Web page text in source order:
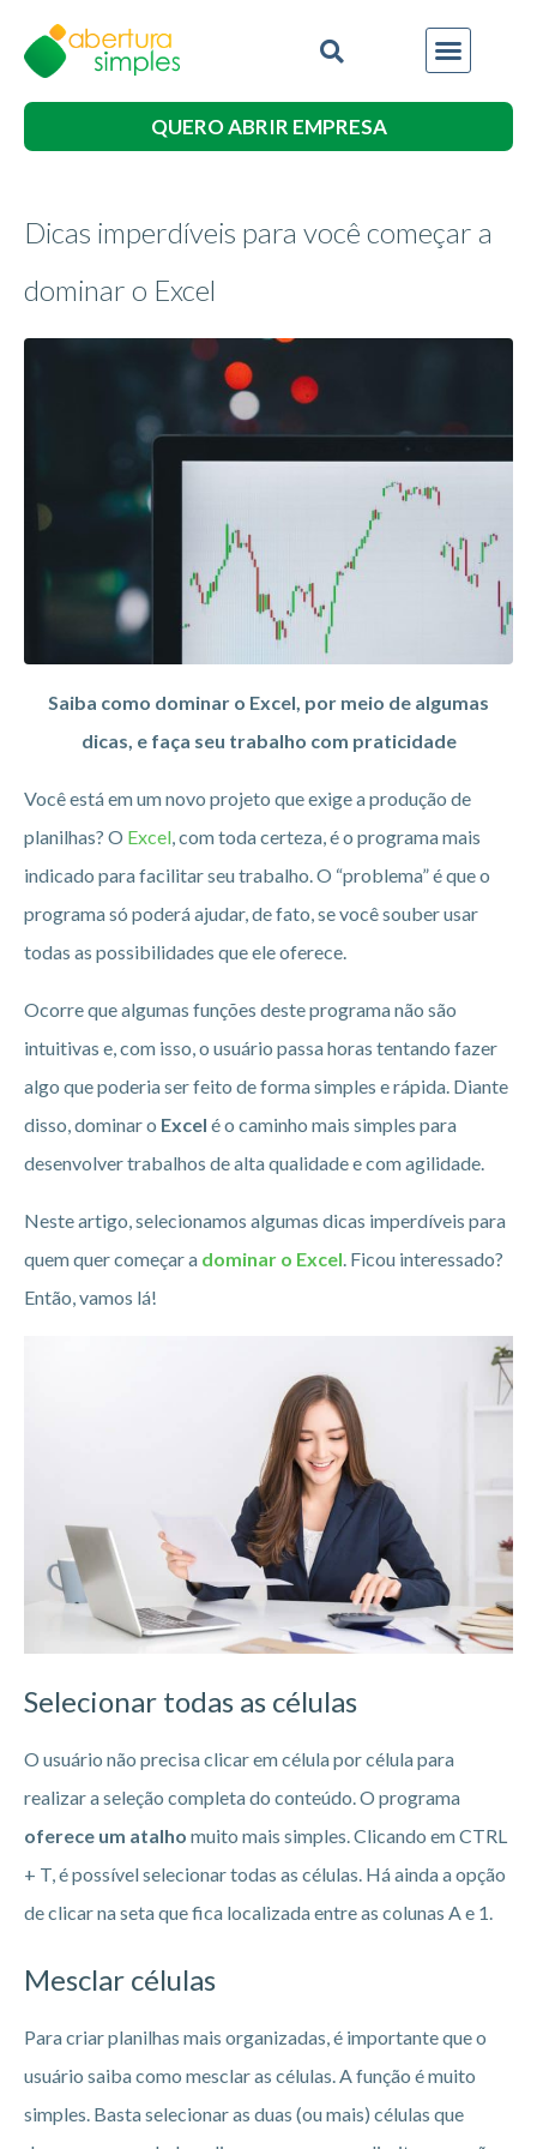
QUERO ABRIR EMPRESA
Dicas imperdíveis para você começar a
dominar o Excel
Saiba como dominar o Excel, por meio de algumas
dicas, e faça seu trabalho com praticidade
Você está em um novo projeto que exige a produção de
planilhas? O Excel, com toda certeza, é o programa mais
indicado para facilitar seu trabalho. O “problema” é que o
programa só poderá ajudar, de fato, se você souber usar
todas as possibilidades que ele oferece.
Ocorre que algumas funções deste programa não são
intuitivas e, com isso, o usuário passa horas tentando fazer
algo que poderia ser feito de forma simples e rápida. Diante
disso, dominar o Excel é o caminho mais simples para
desenvolver trabalhos de alta qualidade e com agilidade.
Neste artigo, selecionamos algumas dicas imperdíveis para
quem quer começar a dominar o Excel. Ficou interessado?
Então, vamos lá!
Selecionar todas as células
O usuário não precisa clicar em célula por célula para
realizar a seleção completa do conteúdo. O programa
oferece um atalho muito mais simples. Clicando em CTRL
+ T, é possível selecionar todas as células. Há ainda a opção
de clicar na seta que fica localizada entre as colunas A e 1.
Mesclar células
Para criar planilhas mais organizadas, é importante que o
usuário saiba como mesclar as células. A função é muito
simples. Basta selecionar as duas (ou mais) células que